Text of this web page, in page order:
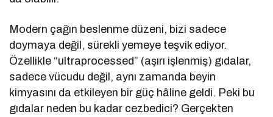
Modern çağın beslenme düzeni, bizi sadece
doymaya değil, sürekli yemeye teşvik ediyor.
Özellikle “ultraprocessed” (aşırı işlenmiş) gıdalar,
sadece vücudu değil, aynı zamanda beyin
kimyasını da etkileyen bir güç hâline geldi. Peki bu
gıdalar neden bu kadar cezbedici? Gerçekten